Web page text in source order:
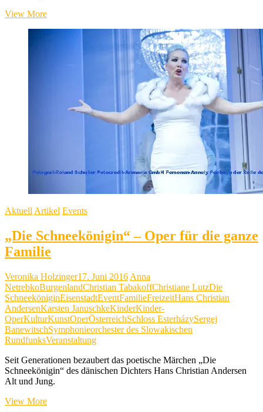
View More„Herbstgold
AktuellArtikel Events
„Die Schneekönigin“ – Oper für die ganze
Familie
Veronika Holzinger17. Juni 2016 Anna
NetrebkoBurgenlandChristian TabakoffChristiane LutzDie
SchneeköniginEisenstadtEventFamilieFreizeitHans Christian
AndersenKarsten JanuschkeKinderKinder-
OperKulturKunstOperÖsterreichSchloss EsterházySergej
BanewitschSymphonieorchester des Slowakischen
RundfunksVeranstaltung
Seit Generationen bezaubert das poetische Märchen „Die
Schneekönigin“ des dänischen Dichters Hans Christian Andersen
Alt und Jung.
View More„Die